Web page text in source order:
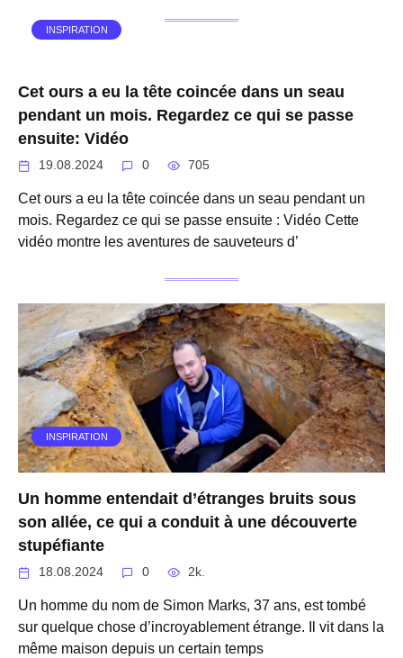
INSPIRATION
Cet ours a eu la tête coincée dans un seau
pendant un mois. Regardez ce qui se passe
ensuite: Vidéo
19.08.2024 0 705
Cet ours a eu la tête coincée dans un seau pendant un
mois. Regardez ce qui se passe ensuite : Vidéo Cette
vidéo montre les aventures de sauveteurs d’
INSPIRATION
Un homme entendait d’étranges bruits sous
son allée, ce qui a conduit à une découverte
stupéfiante
18.08.2024 0 2k.
Un homme du nom de Simon Marks, 37 ans, est tombé
sur quelque chose d’incroyablement étrange. Il vit dans la
même maison depuis un certain temps